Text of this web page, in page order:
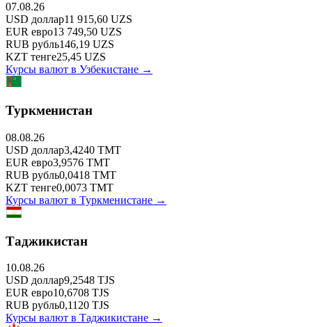
07.08.26
USD доллар11 915,60 UZS
EUR евро13 749,50 UZS
RUB рубль146,19 UZS
KZT тенге25,45 UZS
Курсы валют в Узбекистане →
Туркменистан
08.08.26
USD доллар3,4240 TMT
EUR евро3,9576 TMT
RUB рубль0,0418 TMT
KZT тенге0,0073 TMT
Курсы валют в Туркменистане →
Таджикистан
10.08.26
USD доллар9,2548 TJS
EUR евро10,6708 TJS
RUB рубль0,1120 TJS
Курсы валют в Таджикистане →